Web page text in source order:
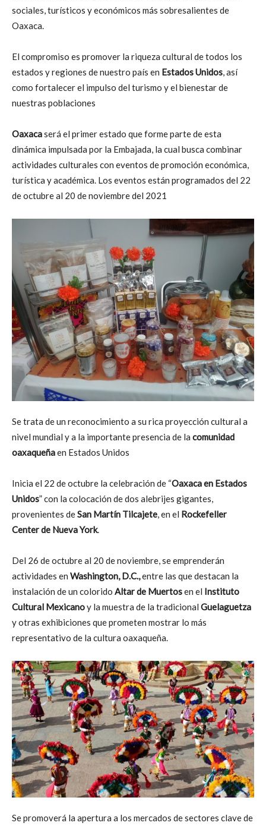
sociales, turísticos y económicos más sobresalientes de
Oaxaca.
El compromiso es promover la riqueza cultural de todos los
estados y regiones de nuestro país en Estados Unidos, así
como fortalecer el impulso del turismo y el bienestar de
nuestras poblaciones
Oaxacaserá el primer estado que forme parte de esta
dinámica impulsada por la Embajada, la cual busca combinar
actividades culturales con eventos de promoción económica,
turística y académica. Los eventos están programados del 22
de octubre al 20 de noviembre del 2021
Se trata de un reconocimiento a su rica proyección cultural a
nivel mundial y a la importante presencia de la comunidad
oaxaqueñaen Estados Unidos
Inicia el 22 de octubre la celebración de “Oaxaca en Estados
Unidos” con la colocación de dos alebrijes gigantes,
provenientes deSan Martín Tilcajete, en el Rockefeller
Center de Nueva York.
Del 26 de octubre al 20 de noviembre, se emprenderán
actividades en Washington, D.C.,entre las que destacan la
instalación de un colorido Altar de Muertosen el Instituto
Cultural Mexicanoy la muestra de la tradicional Guelaguetza
y otras exhibiciones que prometen mostrar lo más
representativo de la cultura oaxaqueña.
Se promoverá la apertura a los mercados de sectores clave de